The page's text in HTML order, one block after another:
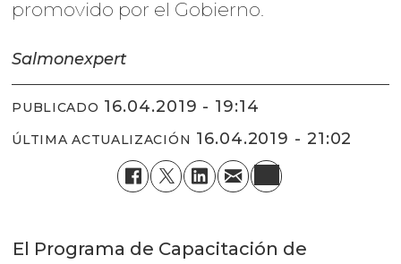
promovido por el Gobierno.
Salmonexpert
PUBLICADO 16.04.2019 - 19:14
ÚLTIMA ACTUALIZACIÓN 16.04.2019 - 21:02
El Programa de Capacitación de